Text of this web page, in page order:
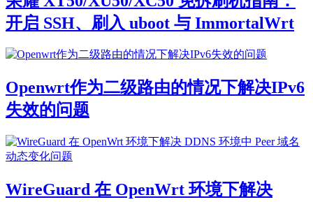
开启 SSH、刷入 uboot 与 ImmortalWrt
Openwrt作为二级路由的情况下解决IPv6
失效的问题
WireGuard 在 OpenWrt 环境下解决